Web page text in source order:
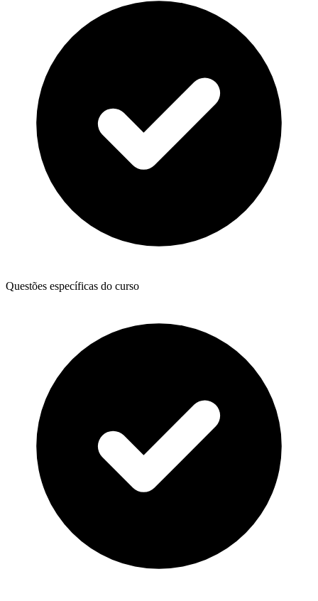
Questões específicas do curso